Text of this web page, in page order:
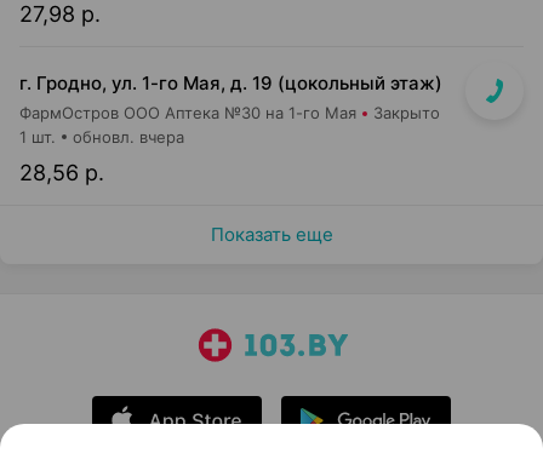
27,98 р.
г. Гродно, ул. 1-го Мая, д. 19 (цокольный этаж)
ФармОстров ООО Аптека №30 на 1-го Мая Закрыто
28,56 р.
1 шт. обновл. вчера
Показать еще